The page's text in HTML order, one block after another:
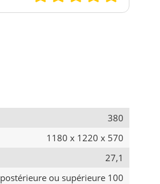
380
1180 x 1220 x 570
27,1
postérieure ou supérieure 100